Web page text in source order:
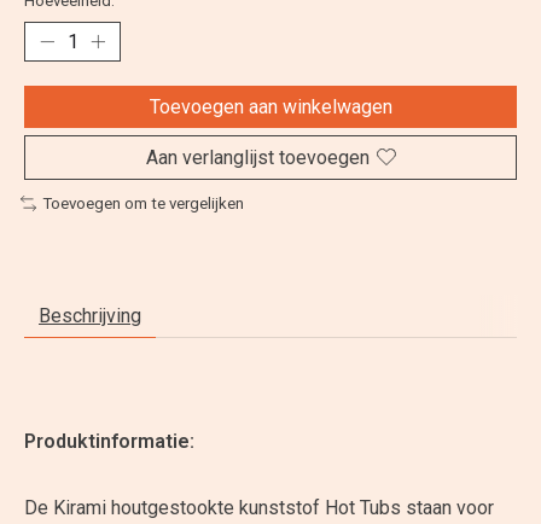
Toevoegen aan winkelwagen
Aan verlanglijst toevoegen
Toevoegen om te vergelijken
Beschrijving
Produktinformatie:
De Kirami houtgestookte kunststof Hot Tubs staan voor